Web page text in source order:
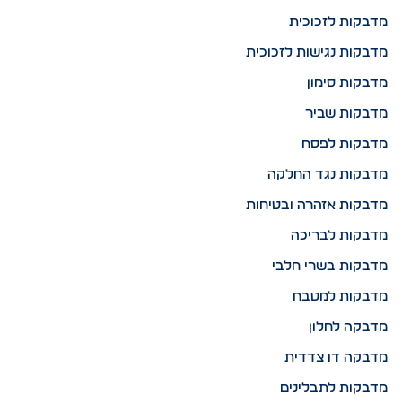
מדבקות לזכוכית
מדבקות נגישות לזכוכית
מדבקות סימון
מדבקות שביר
מדבקות לפסח
מדבקות נגד החלקה
מדבקות אזהרה ובטיחות
מדבקות לבריכה
מדבקות בשרי חלבי
מדבקות למטבח
מדבקה לחלון
מדבקה דו צדדית
מדבקות לתבלינים